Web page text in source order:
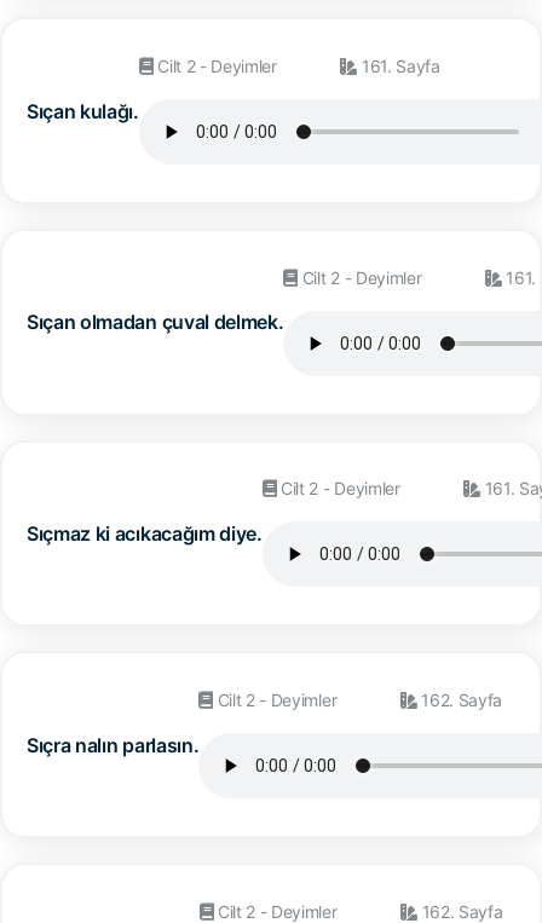
Sıçan kulağı.
Cilt 2 - Deyimler 161. Sayfa
Sıçan olmadan çuval delmek.
Cilt 2 - Deyimler 161.
Sıçmaz ki acıkacağım diye.
Cilt 2 - Deyimler 161.
Sıçra nalın parlasın.
Cilt 2 - Deyimler 162. Sayfa
Cilt 2 - Deyimler 162. Sayfa